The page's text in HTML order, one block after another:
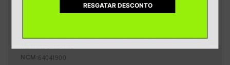
RESGATAR DESCONTO
4,30 cm
País de origem:Brasil
Indústria Brasileira
NCM:64041900